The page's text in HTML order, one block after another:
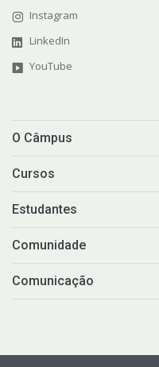
Instagram
LinkedIn
YouTube
O Câmpus
Cursos
Estudantes
Comunidade
Comunicação